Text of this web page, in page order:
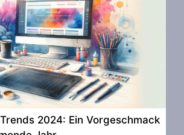
2024: Ein Vorgeschmack